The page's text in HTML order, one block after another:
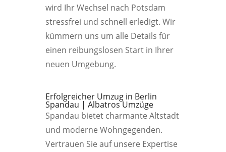
wird Ihr Wechsel nach Potsdam
stressfrei und schnell erledigt. Wir
kümmern uns um alle Details für
einen reibungslosen Start in Ihrer
neuen Umgebung.
Erfolgreicher Umzug in Berlin
Spandau | Albatros Umzüge
Spandau bietet charmante Altstadt
und moderne Wohngegenden.
Vertrauen Sie auf unsere Expertise